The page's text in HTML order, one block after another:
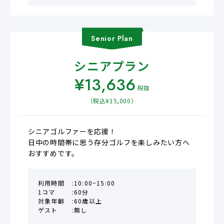
Senior Plan
シニアプラン
¥13,636 税抜
（税込¥15,000）
シニアゴルファーを応援！
日中の時間帯に思う存分ゴルフを楽しみたい方へ
おすすめです。
利用時間
10:00~15:00
1コマ
60分
対象年齢
60歳以上
ゲスト
無し